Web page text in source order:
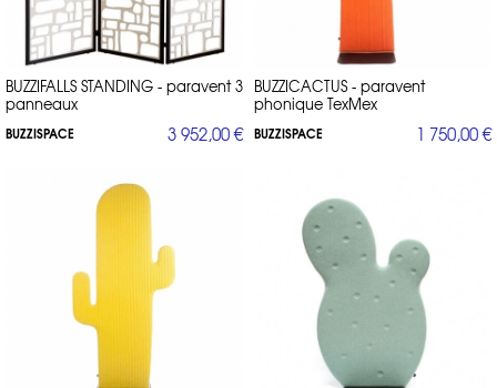
BUZZIFALLS STANDING - paravent 3
panneaux
BUZZISPACE 3 952,00 €
BUZZICACTUS - paravent
phonique TexMex
BUZZISPACE 1 750,00 €